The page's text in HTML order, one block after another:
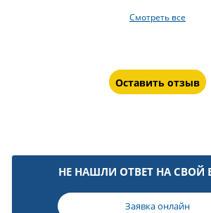
Смотреть все
Оставить отзыв
НЕ НАШЛИ ОТВЕТ НА СВОЙ
Заявка онлайн